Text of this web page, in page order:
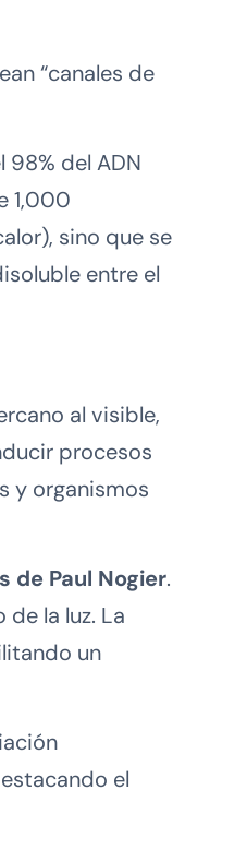
“canales de
98% del ADN
1,000
sino que se
entre el
al visible,
procesos
y organismos
de Paul Nogier.
la luz. La
un
el